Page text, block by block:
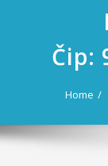
Čip:
Home